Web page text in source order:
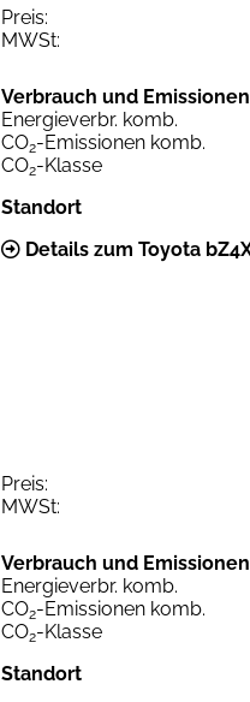
Preis:
MWSt:
Verbrauch und
Energieverbr. komb.
CO2-Emissionen komb.
CO2-Klasse
Standort
Details zum Toyota
Preis:
MWSt:
Verbrauch und
Energieverbr. komb.
CO2-Emissionen komb.
CO2-Klasse
Standort